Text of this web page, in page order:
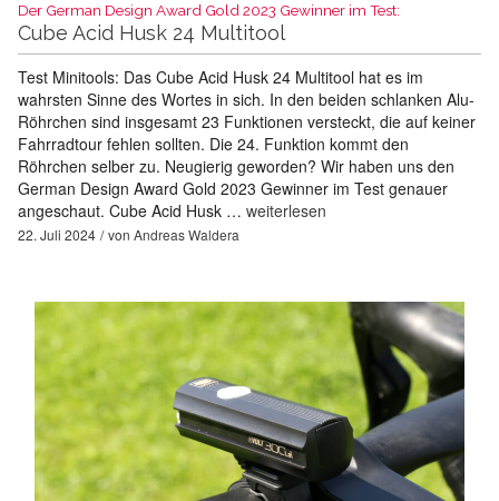
Der German Design Award Gold 2023 Gewinner im Test:
Cube Acid Husk 24 Multitool
Test Minitools: Das Cube Acid Husk 24 Multitool hat es im
wahrsten Sinne des Wortes in sich. In den beiden schlanken Alu-
Röhrchen sind insgesamt 23 Funktionen versteckt, die auf keiner
Fahrradtour fehlen sollten. Die 24. Funktion kommt den
Röhrchen selber zu. Neugierig geworden? Wir haben uns den
German Design Award Gold 2023 Gewinner im Test genauer
angeschaut. Cube Acid Husk … weiterlesen
22. Juli 2024 von Andreas Waldera